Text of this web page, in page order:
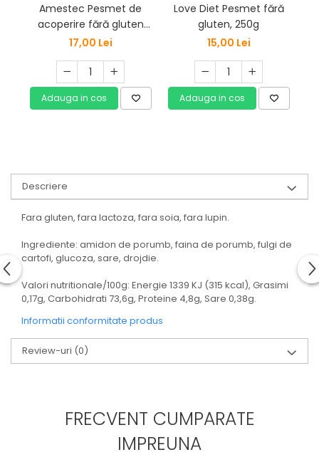
Amestec Pesmet de
acoperire fără gluten
(300g) Naturbit It´s us
17,00 Lei
Adauga in cos
Love Diet Pesmet fără
gluten, 250g
15,00 Lei
Adauga in cos
Descriere
Fara gluten, fara lactoza, fara soia, fara lupin.
Ingrediente: amidon de porumb, faina de porumb, fulgi de
cartofi, glucoza, sare, drojdie.
Valori nutritionale/100g: Energie 1339 KJ (315 kcal), Grasimi
0,17g, Carbohidrati 73,6g, Proteine 4,8g, Sare 0,38g.
Informatii conformitate produs
Review-uri (0)
FRECVENT CUMPARATE
IMPREUNA